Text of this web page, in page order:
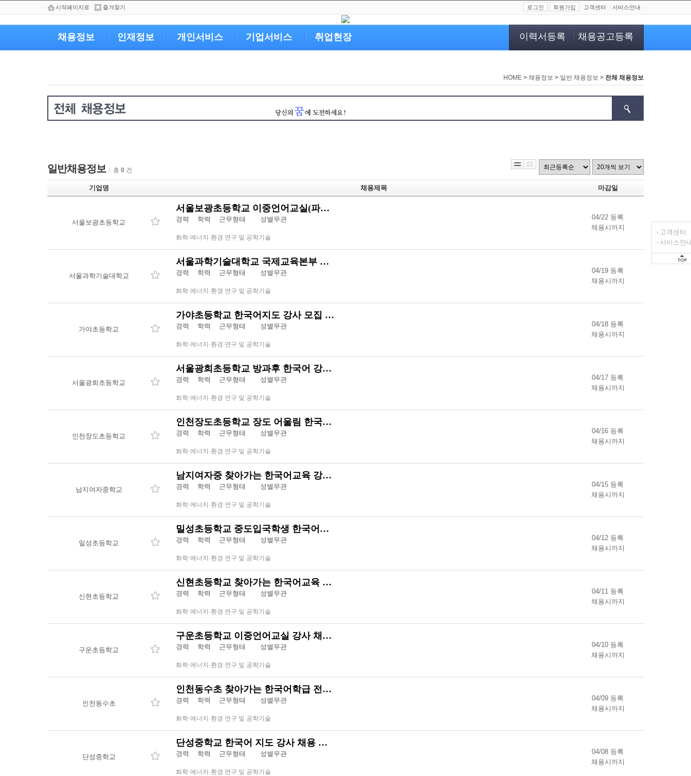
고객센터
서비스안
시작페이지로 즐겨찾기 로그인 회원가입 고객센터 서비스안내
이력서등록 채용공고등록
채용정보 인재정보 개인서비스 기업서비스 취업현장
HOME > 채용정보 > 일반 채용정보 > 전체 채용정보
일반채용정보 총 0 건
기업명 채용제목 마감일
서울보광초등학교
서울보광초등학교 이중언어교실(파…
경력 학력 근무형태 성별무관
화학·에너지·환경 연구 및 공학기술
04/22 등록
채용시까지
서울과학기술대학교
서울과학기술대학교 국제교육본부 …
경력 학력 근무형태 성별무관
화학·에너지·환경 연구 및 공학기술
04/19 등록
채용시까지
가야초등학교
가야초등학교 한국어지도 강사 모집 …
경력 학력 근무형태 성별무관
화학·에너지·환경 연구 및 공학기술
04/18 등록
채용시까지
서울광희초등학교
서울광희초등학교 방과후 한국어 강…
경력 학력 근무형태 성별무관
화학·에너지·환경 연구 및 공학기술
04/17 등록
채용시까지
인천장도초등학교
인천장도초등학교 장도 어울림 한국…
경력 학력 근무형태 성별무관
화학·에너지·환경 연구 및 공학기술
04/16 등록
채용시까지
남지여자중학교
남지여자중 찾아가는 한국어교육 강…
경력 학력 근무형태 성별무관
화학·에너지·환경 연구 및 공학기술
04/15 등록
채용시까지
밀성초등학교
밀성초등학교 중도입국학생 한국어…
경력 학력 근무형태 성별무관
화학·에너지·환경 연구 및 공학기술
04/12 등록
채용시까지
신현초등학교
신현초등학교 찾아가는 한국어교육 …
경력 학력 근무형태 성별무관
화학·에너지·환경 연구 및 공학기술
04/11 등록
채용시까지
구운초등학교
구운초등학교 이중언어교실 강사 채…
경력 학력 근무형태 성별무관
화학·에너지·환경 연구 및 공학기술
04/10 등록
채용시까지
인천동수초
인천동수초 찾아가는 한국어학급 전…
경력 학력 근무형태 성별무관
화학·에너지·환경 연구 및 공학기술
04/09 등록
채용시까지
단성중학교
단성중학교 한국어 지도 강사 채용 …
경력 학력 근무형태 성별무관
화학·에너지·환경 연구 및 공학기술
04/08 등록
채용시까지